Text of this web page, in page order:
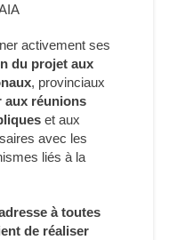
activement ses
du projet aux
, provinciaux
aux réunions
et aux
avec les
liés à la
à toutes
de réaliser